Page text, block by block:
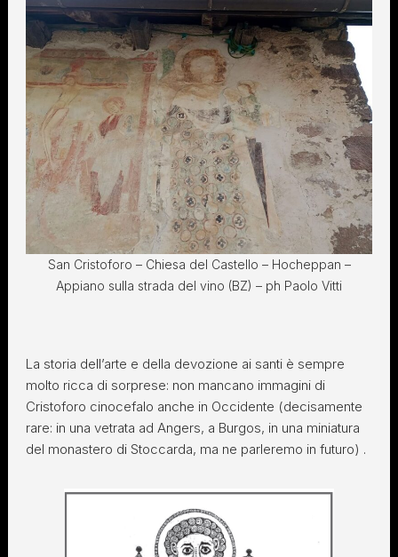
San Cristoforo – Chiesa del Castello – Hocheppan –
Appiano sulla strada del vino (BZ) – ph Paolo Vitti
La storia dell’arte e della devozione ai santi è sempre
molto ricca di sorprese: non mancano immagini di
Cristoforo cinocefalo anche in Occidente (decisamente
rare: in una vetrata ad Angers, a Burgos, in una miniatura
del monastero di Stoccarda, ma ne parleremo in futuro) .